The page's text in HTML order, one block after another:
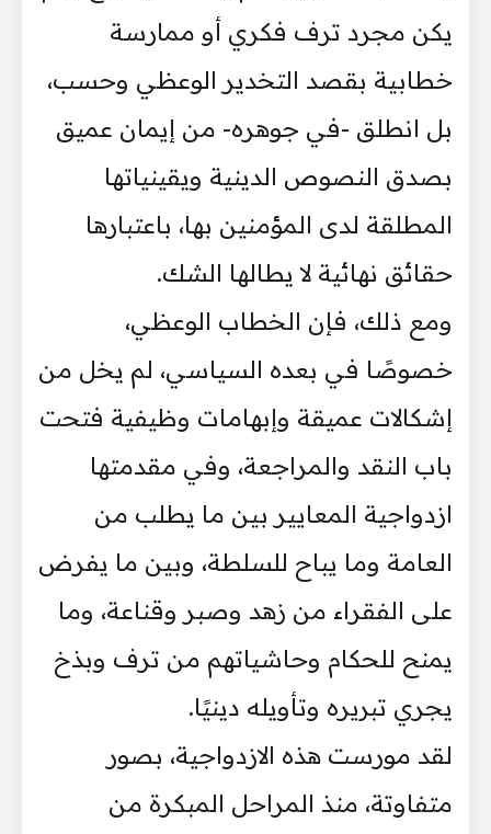
يكن مجرد ترف فكري أو ممارسة
خطابية بقصد التخدير الوعظي وحسب،
بل انطلق -في جوهره- من إيمان عميق
بصدق النصوص الدينية ويقينياتها
المطلقة لدى المؤمنين بها، باعتبارها
حقائق نهائية لا يطالها الشك.
ومع ذلك، فإن الخطاب الوعظي،
خصوصًا في بعده السياسي، لم يخل من
إشكالات عميقة وإبهامات وظيفية فتحت
باب النقد والمراجعة، وفي مقدمتها
ازدواجية المعايير بين ما يطلب من
العامة وما يباح للسلطة، وبين ما يفرض
على الفقراء من زهد وصبر وقناعة، وما
يمنح للحكام وحاشياتهم من ترف وبذخ
يجري تبريره وتأويله دينيًا.
لقد مورست هذه الازدواجية، بصور
متفاوتة، منذ المراحل المبكرة من